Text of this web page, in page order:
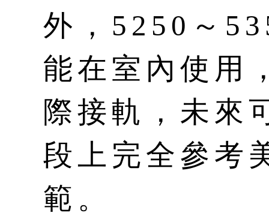
外，5250～
能在室內使用
際接軌，未來
段上完全參考
範。